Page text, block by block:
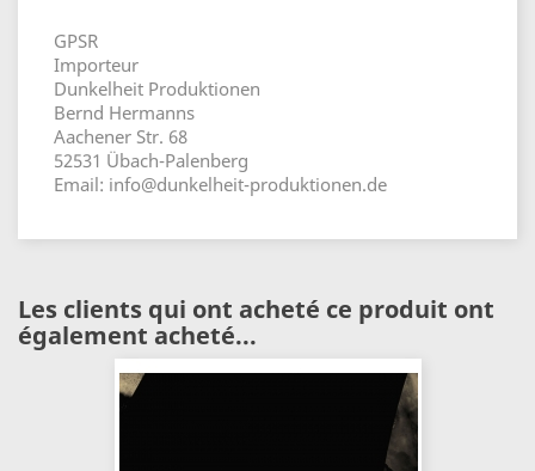
GPSR
Importeur
Dunkelheit Produktionen
Bernd Hermanns
Aachener Str. 68
52531 Übach-Palenberg
Email: info@dunkelheit-produktionen.de
Les clients qui ont acheté ce produit ont
également acheté...